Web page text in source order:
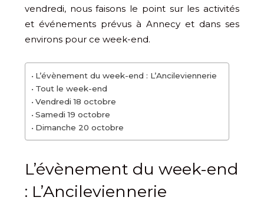
vendredi, nous faisons le point sur les activités
et événements prévus à Annecy et dans ses
environs pour ce week-end.
L’évènement du week-end : L’Ancileviennerie
Tout le week-end
Vendredi 18 octobre
Samedi 19 octobre
Dimanche 20 octobre
L’évènement du week-end
: L’Ancileviennerie